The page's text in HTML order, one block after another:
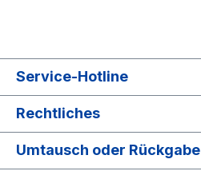
Service-Hotline
Rechtliches
Umtausch oder Rückgabe